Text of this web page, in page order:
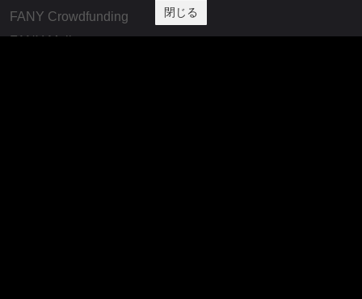
FANY Crowdfunding
FANY Mall
閉じる